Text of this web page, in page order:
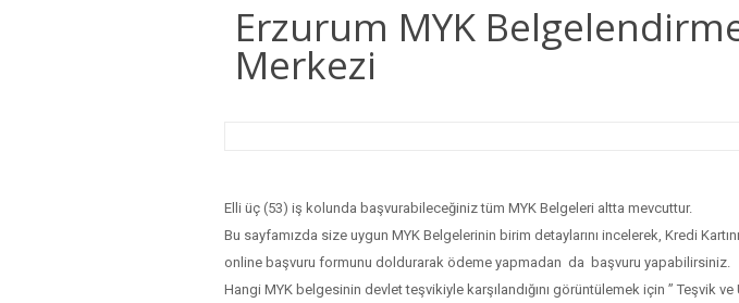
Erzurum MYK
Merkezi
Elli üç (53) iş kolunda başvurabileceğiniz tüm MYK Belgeleri altta mevcuttur.
Bu sayfamızda size uygun MYK Belgelerinin birim detaylarını incelerek, Kredi
online başvuru formunu doldurarak ödeme yapmadan da başvuru yapabilirsiniz.
Hangi MYK belgesinin devlet teşvikiyle karşılandığını görüntülemek için ” Teşvik